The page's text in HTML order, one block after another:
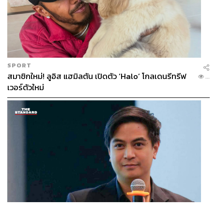
SPORT
สมาชิกใหม่! ลูอิส แฮมิลตัน เปิดตัว ‘Halo’ โกลเดนรีทรีฟ
เวอร์ตัวใหม่
...